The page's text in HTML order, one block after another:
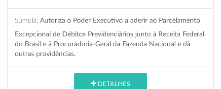
Súmula: Autoriza o Poder Executivo a aderir ao Parcelamento
Excepcional de Débitos Previdenciários junto à Receita Federal
do Brasil e à Procuradoria-Geral da Fazenda Nacional e dá
outras providências.
DETALHES